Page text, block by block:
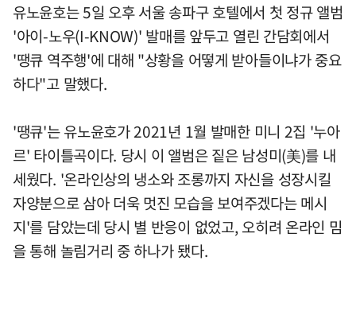
유노윤호는 5일 오후 서울 송파구 호텔에서 첫 정규 앨범
'아이-노우(I-KNOW)' 발매를 앞두고 열린 간담회에서
'땡큐 역주행'에 대해 "상황을 어떻게 받아들이냐가 중요
하다"고 말했다.
'땡큐'는 유노윤호가 2021년 1월 발매한 미니 2집 '누아
르' 타이틀곡이다. 당시 이 앨범은 짙은 남성미(美)를 내
세웠다. '온라인상의 냉소와 조롱까지 자신을 성장시킬
자양분으로 삼아 더욱 멋진 모습을 보여주겠다는 메시
지'를 담았는데 당시 별 반응이 없었고, 오히려 온라인 밈
을 통해 놀림거리 중 하나가 됐다.